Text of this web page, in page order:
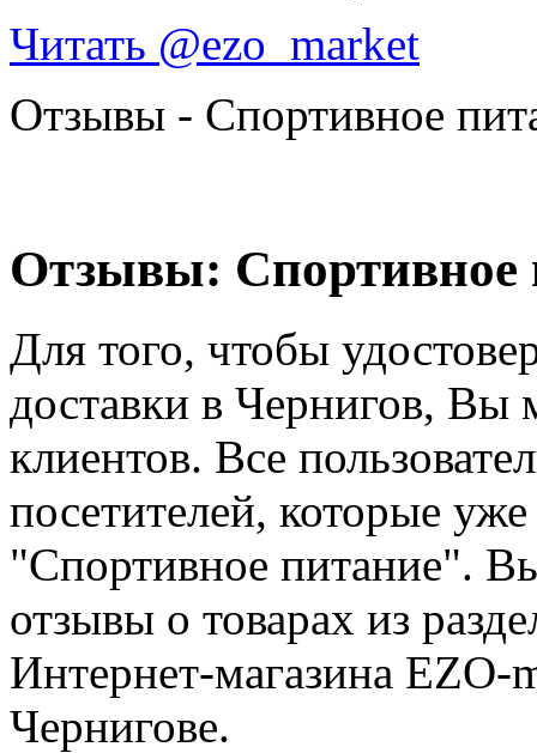
Читать @ezo_market
Отзывы - Спортивное
Отзывы: Спортивное
Для того, чтобы
доставки в Чернигов, Вы
клиентов. Все
посетителей, которые уже
"Спортивное питание".
отзывы о товарах из
Интернет-магазина EZO-
Чернигове.